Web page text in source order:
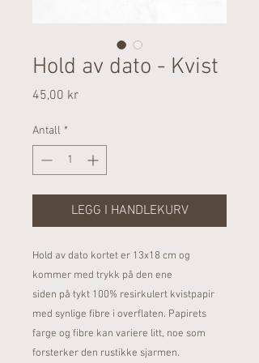
Hold av dato - Kvist
45,00 krPris
Antall *
LEGG I HANDLEKURV
Hold av dato kortet er 13x18 cm og
kommer med trykk på den ene
siden på tykt 100% resirkulert kvistpapir
med synlige fibre i overflaten. Papirets
farge og fibre kan variere litt, noe som
forsterker den rustikke sjarmen.